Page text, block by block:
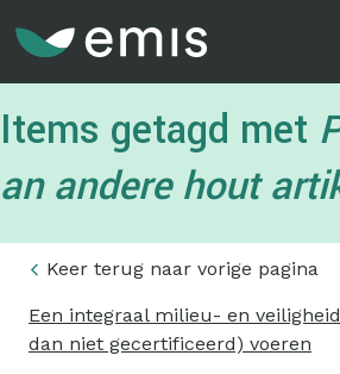
inhoud
Items getagd met
an andere hout
Keer terug naar vorige pagina
Een integraal milieu- en
dan niet gecertificeerd) voeren